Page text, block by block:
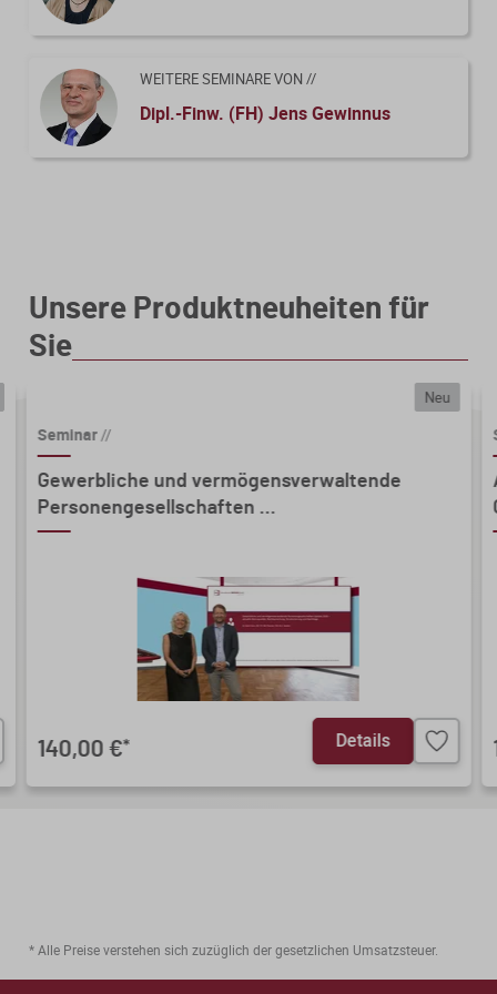
7. Abgrenzung Erstausbildung / Zweitausbildung
WEITERE SEMINARE VON //
Dipl.-Finw. (FH) Jens Gewinnus
Unsere Produktneuheiten für
Sie
Neu
Seminar//
Gewerbliche und vermögensverwaltende
Personengesellschaften ...
140,00 €* Details
* Alle Preise verstehen sich zuzüglich der gesetzlichen Umsatzsteuer.